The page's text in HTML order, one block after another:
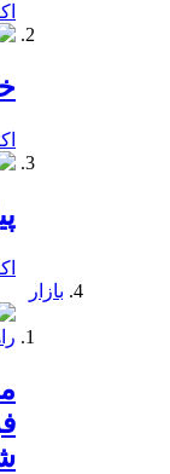
بازار